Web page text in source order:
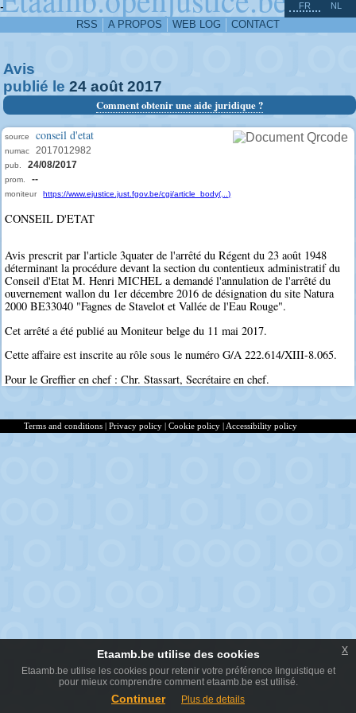
-
RSS A PROPOS WEB LOG CONTACT
FR NL
Avis
publié le 24 août 2017
Comment obtenir une aide juridique ?
source conseil d'etat
numac 2017012982
pub. 24/08/2017
prom. --
moniteur https://www.ejustice.just.fgov.be/cgi/article_body(...)
CONSEIL D'ETAT
Avis prescrit par l'article 3quater de l'arrêté du Régent du 23 août 1948
déterminant la procédure devant la section du contentieux administratif du
Conseil d'Etat M. Henri MICHEL a demandé l'annulation de l'arrêté du
ouvernement wallon du 1er décembre 2016 de désignation du site Natura
2000 BE33040 "Fagnes de Stavelot et Vallée de l'Eau Rouge".
Cet arrêté a été publié au Moniteur belge du 11 mai 2017.
Cette affaire est inscrite au rôle sous le numéro G/A 222.614/XIII-8.065.
Pour le Greffier en chef : Chr. Stassart, Secrétaire en chef.
^
Terms and conditions | Privacy policy | Cookie policy | Accessibility policy
Etaamb.be utilise des cookies
Etaamb.be utilise les cookies pour retenir votre préférence linguistique et
pour mieux comprendre comment etaamb.be est utilisé.
Continuer Plus de details
x